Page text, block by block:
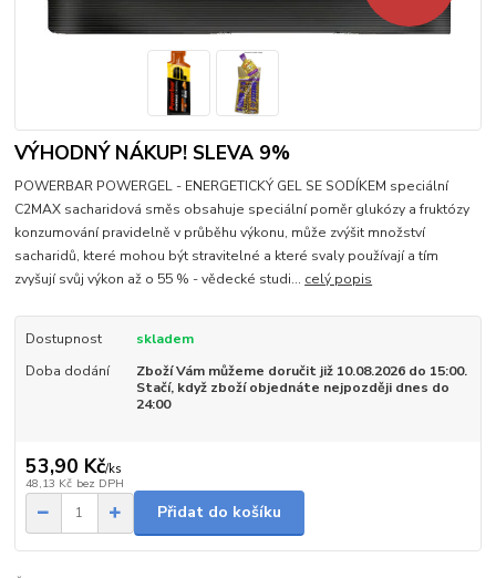
VÝHODNÝ NÁKUP! SLEVA 9%
POWERBAR POWERGEL - ENERGETICKÝ GEL SE SODÍKEM speciální
C2MAX sacharidová směs obsahuje speciální poměr glukózy a fruktózy
konzumování pravidelně v průběhu výkonu, může zvýšit množství
sacharidů, které mohou být stravitelné a které svaly používají a tím
zvyšují svůj výkon až o 55 % - vědecké studi... celý popis
Dostupnost
skladem
Doba dodání
Zboží Vám můžeme doručit již 10.08.2026 do 15:00.
Stačí, když zboží objednáte nejpozději dnes do
24:00
53,90 Kč/ks
48,13 Kč bez DPH
Přidat do košíku